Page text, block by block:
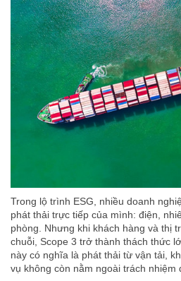
Trong lộ trình ESG, nhiều doanh
phát thải trực tiếp của mình: điện,
phòng. Nhưng khi khách hàng và thị
chuỗi, Scope 3 trở thành thách thức
này có nghĩa là phát thải từ vận tải,
vụ không còn nằm ngoài trách nhiệm